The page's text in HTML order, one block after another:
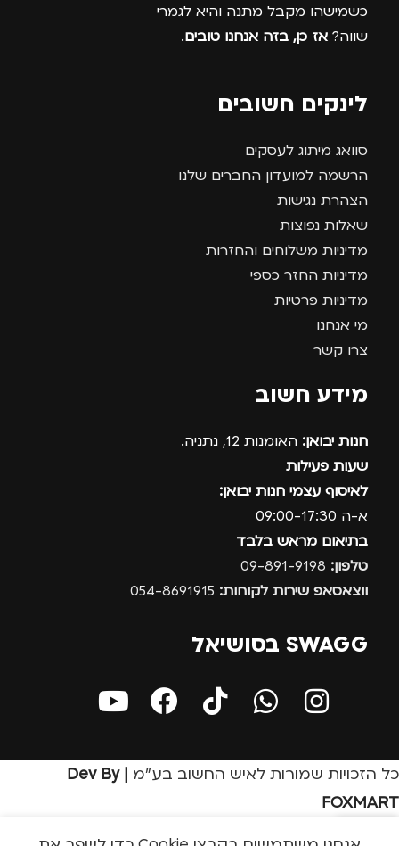
כשמישהו מקבל מתנה והיא לגמרי
שווה? אז כן, בזה אנחנו טובים.
לינקים חשובים
סוואג מיתוג לעסקים
הרשמה למועדון החברים שלנו
הצהרת נגישות
שאלות נפוצות
מדיניות משלוחים והחזרות
מדיניות החזר כספי
מדיניות פרטיות
מי אנחנו
צרו קשר
מידע חשוב
חנות יבואן: האומנות 12, נתניה.
שעות פעילות
לאיסוף עצמי חנות יבואן:
א-ה 09:00-17:30
בתיאום מראש בלבד
טלפון:
ווצאסאפ שירות לקוחות:
SWAGG בסושיאל
כל הזכויות שמורות לאיש החשוב בע״מ
| Dev By
FOXMART